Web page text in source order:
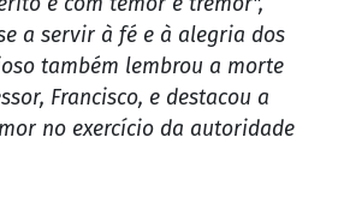
a servir à fé e à alegria dos
também lembrou a morte
Francisco, e destacou a
no exercício da autoridade